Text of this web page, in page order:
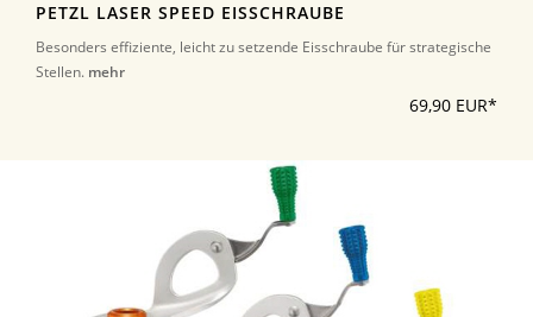
PETZL LASER SPEED EISSCHRAUBE
Besonders effiziente, leicht zu setzende Eisschraube für strategische
Stellen. mehr
69,90 EUR*